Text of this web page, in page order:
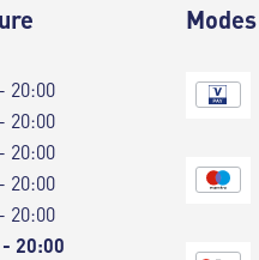
20:00
20:00
20:00
20:00
20:00
20:00